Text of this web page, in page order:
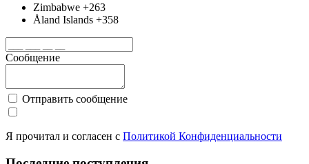
Zimbabwe +263
Åland Islands +358
Сообщение
Отправить сообщение
Я прочитал и согласен с Политикой Конфиденциальности